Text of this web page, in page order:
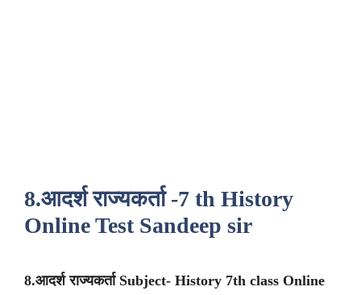
8.आदर्श राज्यकर्ता -7 th History
Online Test Sandeep sir
8.आदर्श राज्यकर्ता Subject- History 7th class Online